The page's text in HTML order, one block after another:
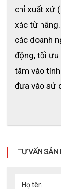
chỉ xuất xứ
xác từ
các doanh
động, tối ưu
tâm vào
đưa vào sử
TƯ VẤN SẢN
Họ tên